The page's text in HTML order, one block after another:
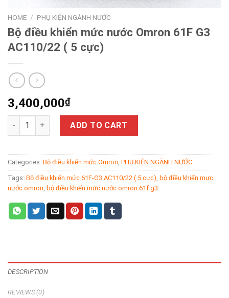
HOME / PHỤ KIỆN NGÀNH NƯỚC
Bộ điều khiển mức nước Omron 61F G3
AC110/22 ( 5 cực)
3,400,000₫
Bộ điều khiển mức nước Omron 61F G3 AC110/22 ( 5 cực)
ADD TO CART
Categories: Bộ điều khiển mức Omron, PHỤ KIỆN NGÀNH NƯỚC
Tags: Bộ điều khiển mức 61F-G3 AC110/22 ( 5 cực), bộ điều khiển mực
nước omron, bộ điều khiển mức nước omron 61f g3
DESCRIPTION
REVIEWS (0)